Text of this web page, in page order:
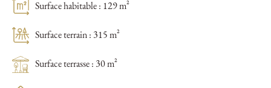
Surface habitable : 129 m²
Surface terrain : 315 m²
Surface terrasse : 30 m²